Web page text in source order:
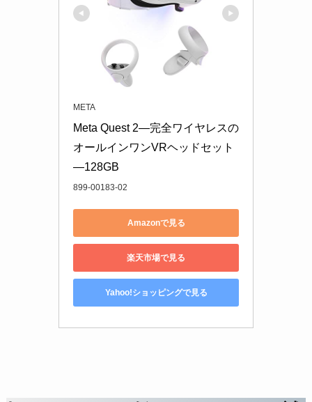
META
Meta Quest 2—完全ワイヤレスの
オールインワンVRヘッドセット
—128GB
899-00183-02
Amazonで見る
楽天市場で見る
Yahoo!ショッピングで見る